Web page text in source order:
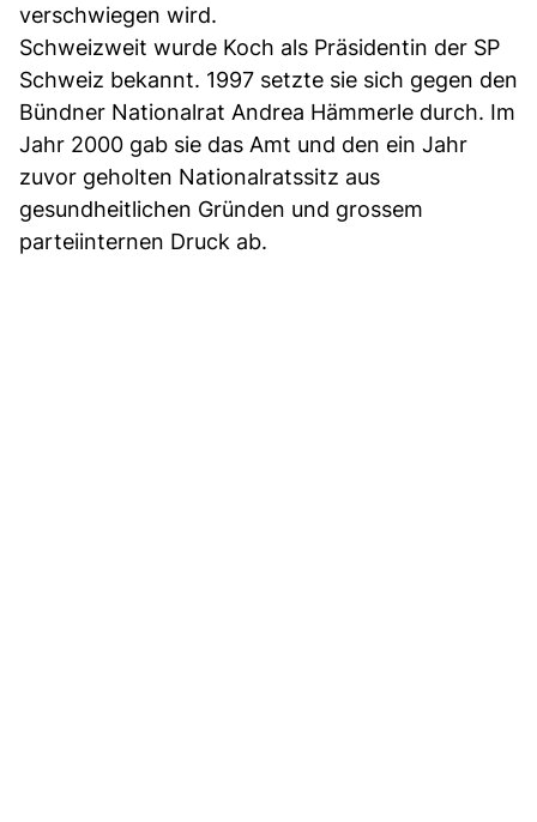
verschwiegen wird.
Schweizweit wurde Koch als Präsidentin der SP
Schweiz bekannt. 1997 setzte sie sich gegen den
Bündner Nationalrat Andrea Hämmerle durch. Im
Jahr 2000 gab sie das Amt und den ein Jahr
zuvor geholten Nationalratssitz aus
gesundheitlichen Gründen und grossem
parteiinternen Druck ab.